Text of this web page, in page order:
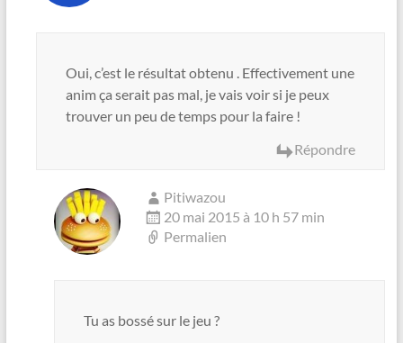
Oui, c’est le résultat obtenu . Effectivement une
anim ça serait pas mal, je vais voir si je peux
trouver un peu de temps pour la faire !
Répondre
Pitiwazou
20 mai 2015 à 10 h 57 min
Permalien
Tu as bossé sur le jeu ?